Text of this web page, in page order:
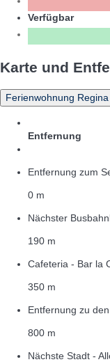
Verfügbar
Karte und
Ferienwohnung
Entfernung
Entfernung zum
0 m
Nächster
190 m
Cafeteria - Bar la
350 m
Entfernung zu
800 m
Nächste Stadt -